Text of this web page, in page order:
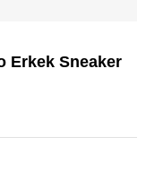
Erkek Sneaker